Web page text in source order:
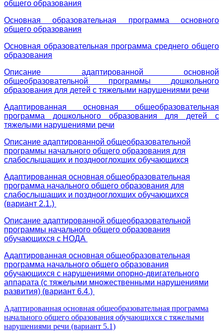
общего образования
Основная образовательная программа основного
общего образования
Основная образовательная программа среднего общего
образования
Описание адаптированной основной
общеобразовательной программы дошкольного
образования для детей с тяжелыми нарушениями речи
Адаптированная основная общеобразовательная
программа дошкольного образования для детей с
тяжелыми нарушениями речи
Описание адаптированной общеобразовательной
программы начального общего образования для
слабослышащих и позднооглохших обучающихся
Адаптированная основная общеобразовательная
программа начального общего образования для
слабослышащих и позднооглохших обучающихся
(вариант 2.1.)
Описание адаптированной общеобразовательной
программы начального общего образования
обучающихся с НОДА
Адаптированная основная общеобразовательная
программа начального общего образования
обучающихся с нарушениями опорно-двигательного
аппарата (с тяжелыми множественными нарушениями
развития) (вариант 6.4.)
Адаптированная основная общеобразовательная программа
начального общего образования обучающихся с тяжелыми
нарушениями речи (вариант 5.1)